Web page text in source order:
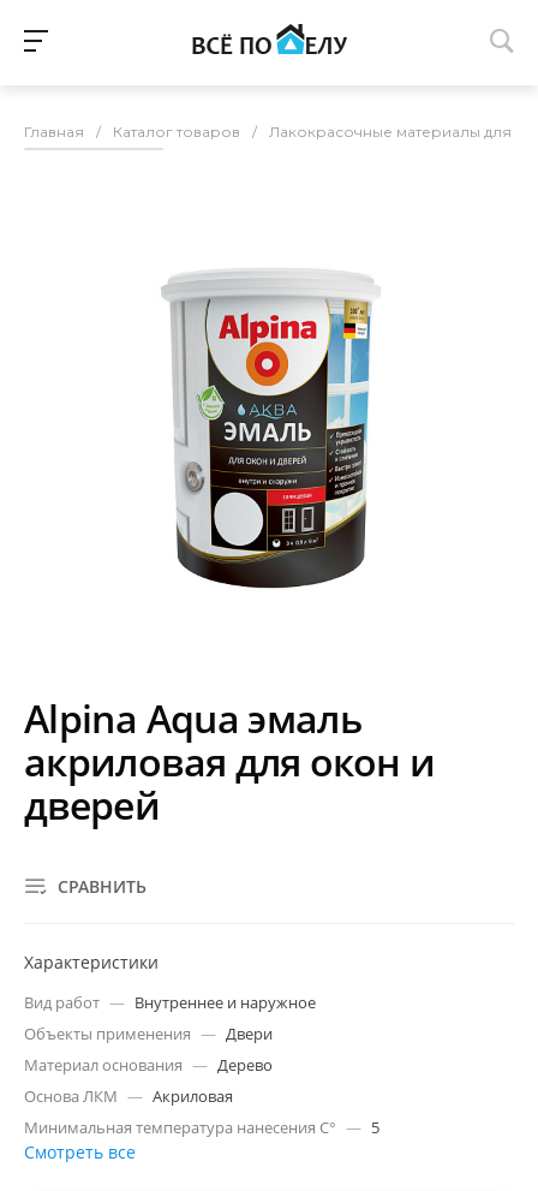
Главная / Каталог товаров / Лакокрасочные материалы для
Alpina Aqua эмаль
акриловая для окон и
дверей
СРАВНИТЬ
Характеристики
Вид работ — Внутреннее и наружное
Объекты применения — Двери
Материал основания — Дерево
Основа ЛКМ — Акриловая
Минимальная температура нанесения C° — 5
Смотреть все